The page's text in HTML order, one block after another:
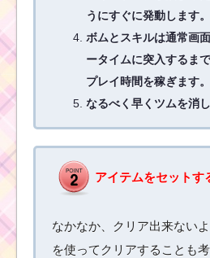
初心
コン
ーン
のみ
使っ
を稼
うにすぐに発動します。
ボムとスキルは通常画
ータイムに突入するま
プレイ時間を稼ぎます。
なるべく早くツムを消
アイテムをセットす
なかなか、クリア出来ない
を使ってクリアすることも考